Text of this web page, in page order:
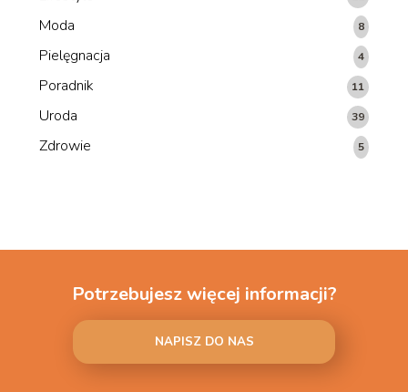
Moda 8
Pielęgnacja 4
Poradnik 11
Uroda 39
Zdrowie 5
Potrzebujesz więcej informacji?
NAPISZ DO NAS